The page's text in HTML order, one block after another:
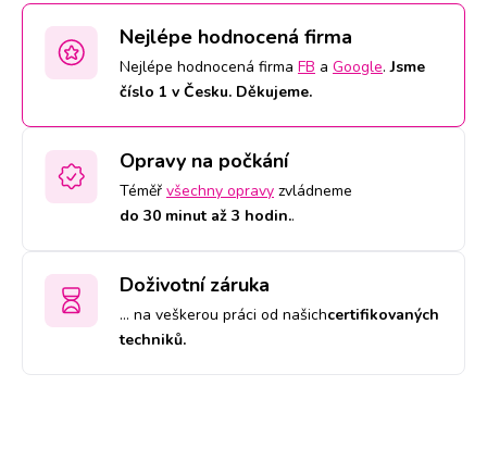
Nejlépe hodnocená firma
Nejlépe hodnocená firma FB a Google.Jsme
číslo 1 v Česku. Děkujeme.
Opravy na počkání
Téměř všechny opravy zvládneme
do 30 minut až 3 hodin..
Doživotní záruka
… na veškerou práci od našichcertifikovaných
techniků.